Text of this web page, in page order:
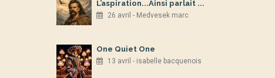
L’aspiration...Ainsi parlait ...
26 avril - Medvesek marc
One Quiet One
13 avril - isabelle bacquenois